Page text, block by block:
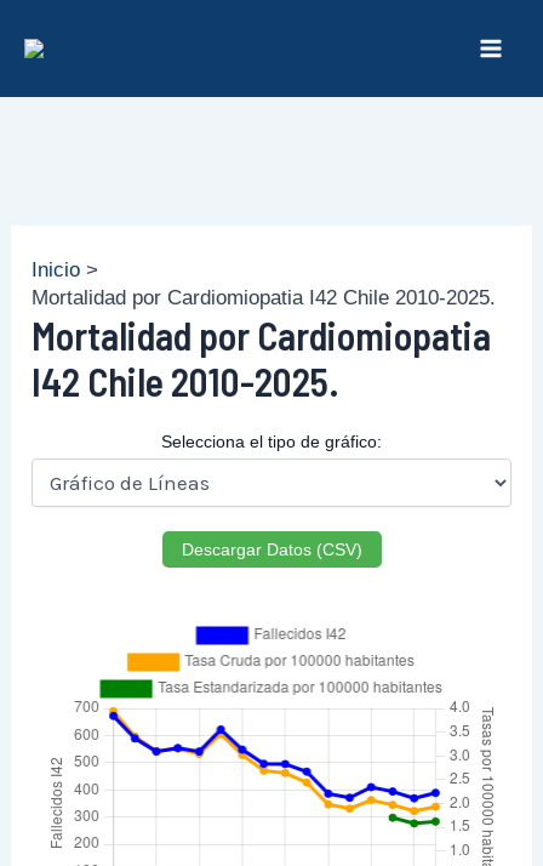
Inicio
Mortalidad por Cardiomiopatia I42 Chile 2010-2025.
Mortalidad por Cardiomiopatia
I42 Chile 2010-2025.
Selecciona el tipo de gráfico:
Descargar Datos (CSV)